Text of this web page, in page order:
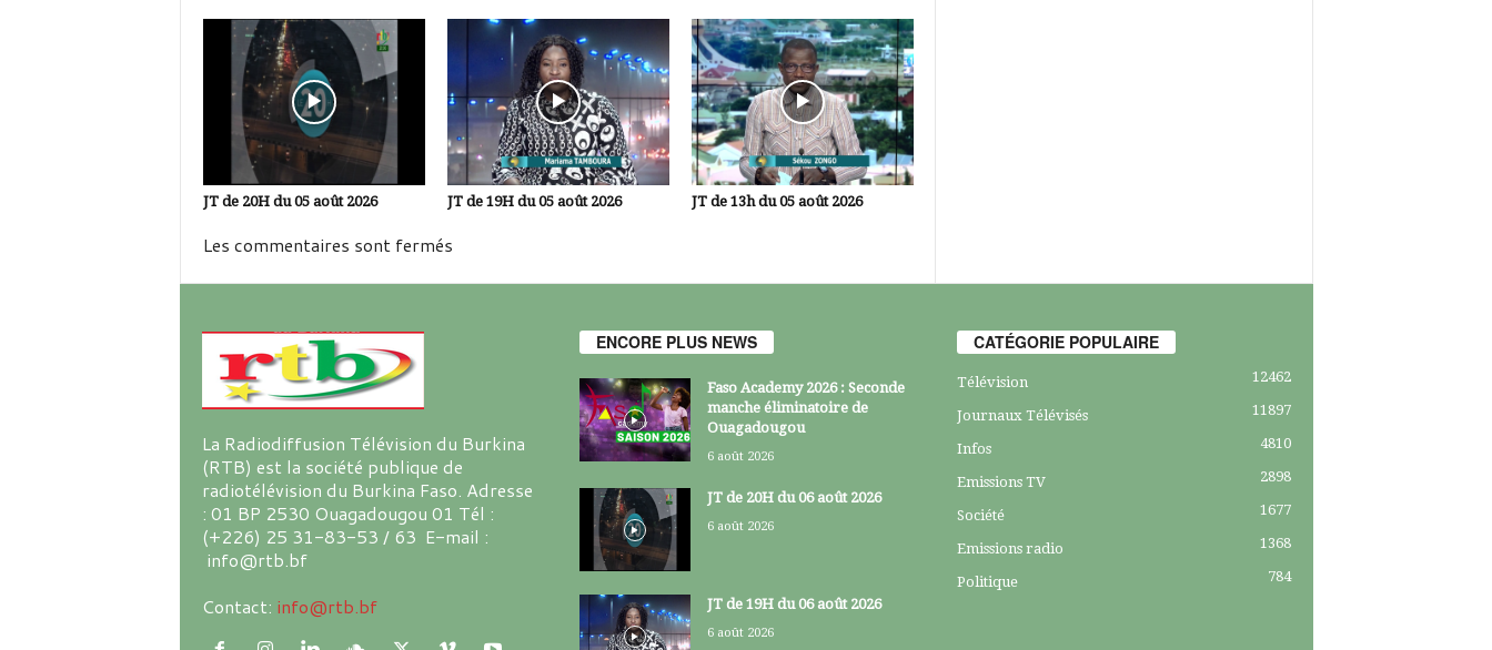
JT de 20H du 05 août 2026 JT de 19H du 05 août 2026 JT de 13h du 05 août 2026
Les commentaires sont fermés
La Radiodiffusion Télévision du Burkina
(RTB) est la société publique de
radiotélévision du Burkina Faso. Adresse
: 01 BP 2530 Ouagadougou 01 Tél :
(+226) 25 31-83-53 / 63 E-mail :
info@rtb.bf
Contact: info@rtb.bf
ENCORE PLUS NEWS
Faso Academy 2026 : Seconde
manche éliminatoire de
Ouagadougou
6 août 2026
JT de 20H du 06 août 2026
6 août 2026
JT de 19H du 06 août 2026
6 août 2026
CATÉGORIE POPULAIRE
Télévision 12462
Journaux Télévisés 11897
Infos 4810
Emissions TV 2898
Société 1677
Emissions radio 1368
Politique 784